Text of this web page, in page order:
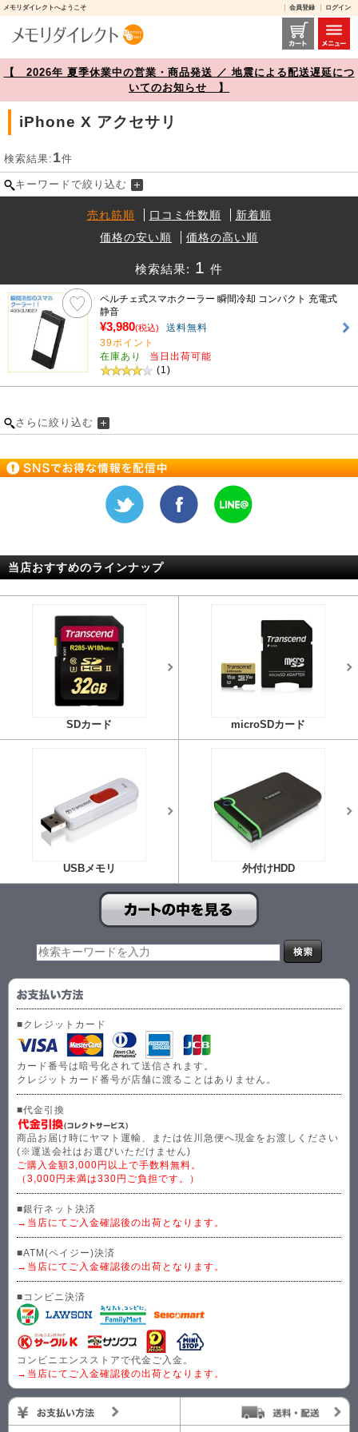
メモリダイレクトへようこそ 会員登録 ログイン
iPhone X アクセサリ 商品一覧【メモリダイレクト】
【 2026年 夏季休業中の営業・商品発送 ／ 地震による配送遅延につ
いてのお知らせ 】
iPhone X アクセサリ
検索結果: 1件
キーワードで絞り込む
売れ筋順 口コミ件数順
新着順
価格の安い順
価格の高い順
検索結果: 1 件
ペルチェ式スマホクーラー 瞬間冷却 コンパクト 充電式
静音
¥3,980(税込)
送料無料
39ポイント
在庫あり
当日出荷可能
(1)
さらに絞り込む
当店おすすめのラインナップ
SDカード microSDカード
USBメモリ 外付けHDD
■クレジットカード
カード番号は暗号化されて送信されます。
クレジットカード番号が店舗に渡ることはありません。
■代金引換
商品お届け時にヤマト運輸、または佐川急便へ現金をお渡しください
(※運送会社はお選びいただけません)
ご購入金額3,000円以上で手数料無料。
（3,000円未満は330円ご負担です。）
■銀行ネット決済
→当店にてご入金確認後の出荷となります。
■ATM(ペイジー)決済
→当店にてご入金確認後の出荷となります。
■コンビニ決済
コンビニエンスストアで代金ご入金。
→当店にてご入金確認後の出荷となります。